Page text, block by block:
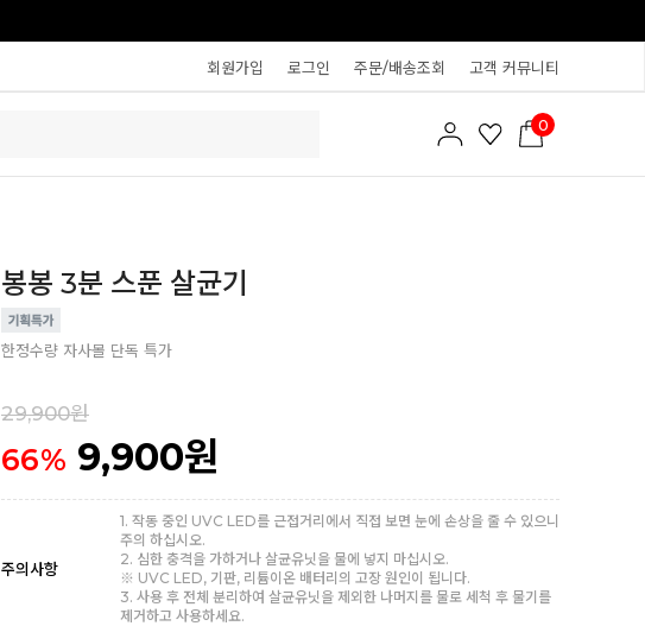
회원가입 로그인 주문/배송조회 고객 커뮤니티
0
봉봉 3분 스푼 살균기
한정수량 자사몰 단독 특가
29,900원
66% 9,900원
주의사항
1. 작동 중인 UVC LED를 근접거리에서 직접 보면 눈에 손상을 줄 수 있으니
주의 하십시오.
2. 심한 충격을 가하거나 살균유닛을 물에 넣지 마십시오.
※ UVC LED, 기판, 리튬이온 배터리의 고장 원인이 됩니다.
3. 사용 후 전체 분리하여 살균유닛을 제외한 나머지를 물로 세척 후 물기를
제거하고 사용하세요.